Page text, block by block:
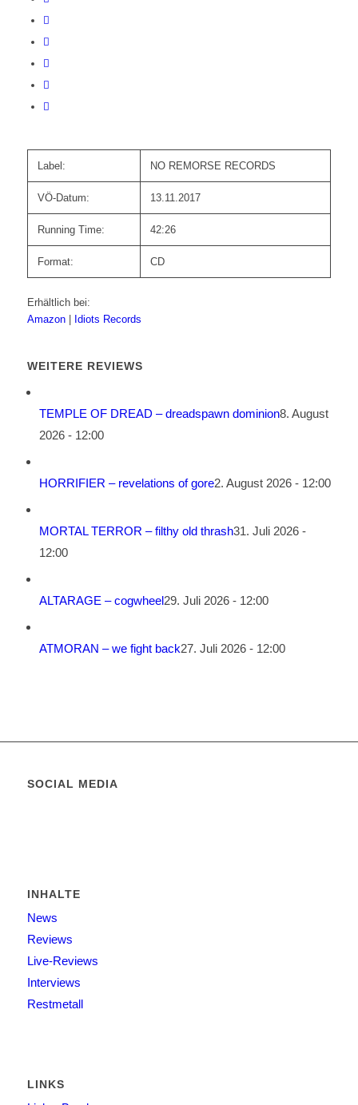
Label: NO REMORSE RECORDS
VÖ-Datum: 13.11.2017
Running Time: 42:26
Format: CD
Erhältlich bei:
Amazon
Idiots Records
WEITERE REVIEWS
TEMPLE OF DREAD – dreadspawn dominion8. August
2026 - 12:00
HORRIFIER – revelations of gore2. August 2026 - 12:00
MORTAL TERROR – filthy old thrash31. Juli 2026 -
12:00
ALTARAGE – cogwheel29. Juli 2026 - 12:00
ATMORAN – we fight back27. Juli 2026 - 12:00
SOCIAL MEDIA
INHALTE
News
Reviews
Live-Reviews
Interviews
Restmetall
LINKS